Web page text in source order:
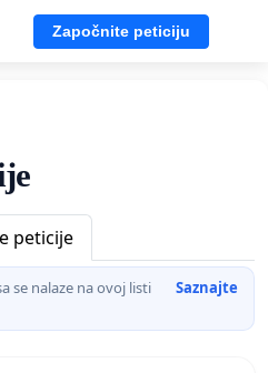
Započnite peticiju
peticije
se nalaze na ovoj listi
Saznajte